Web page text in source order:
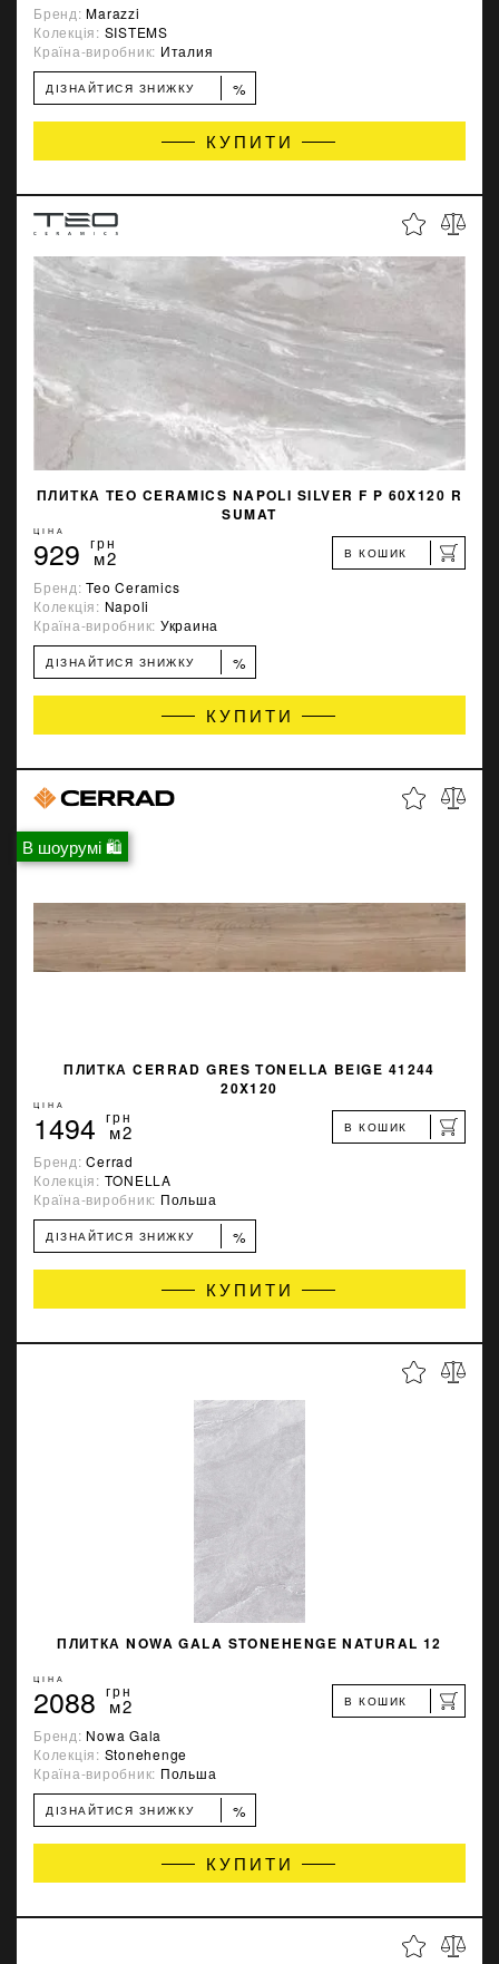
Бренд:Marazzi
Колекція: SISTEMS
Країна-виробник: Италия
ДІЗНАЙТИСЯ ЗНИЖКУ %
КУПИТИ
ПЛИТКА TEO CERAMICS NAPOLI SILVER F P 60X120 R
SUMAT
ЦІНА
929 грн
м2 В КОШИК
Бренд:Teo Ceramics
Колекція: Napoli
Країна-виробник: Украина
ДІЗНАЙТИСЯ ЗНИЖКУ %
КУПИТИ
В шоурумі 🛍
ПЛИТКА CERRAD GRES TONELLA BEIGE 41244
20X120
ЦІНА
1494 грн
м2 В КОШИК
Бренд:Cerrad
Колекція: TONELLA
Країна-виробник: Польша
ДІЗНАЙТИСЯ ЗНИЖКУ %
КУПИТИ
ПЛИТКА NOWA GALA STONEHENGE NATURAL 12
ЦІНА
2088 грн
м2 В КОШИК
Бренд: Nowa Gala
Колекція: Stonehenge
Країна-виробник: Польша
ДІЗНАЙТИСЯ ЗНИЖКУ %
КУПИТИ